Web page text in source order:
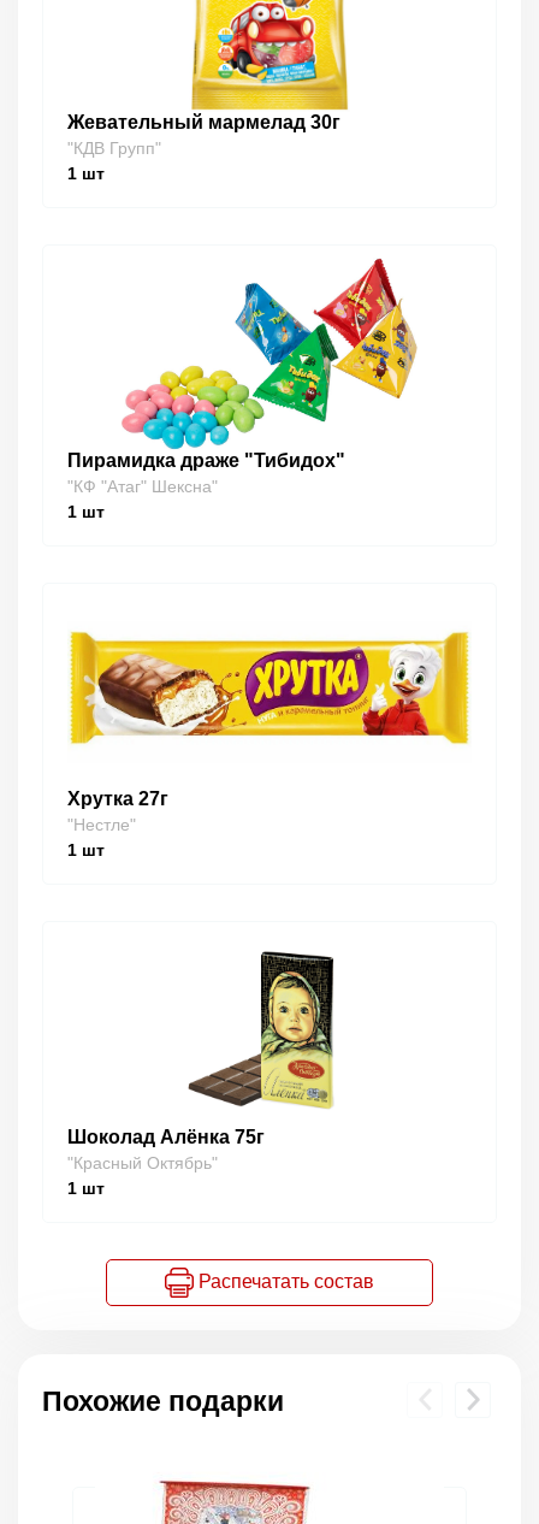
Жевательный мармелад 30г
"КДВ Групп"
1 шт
Пирамидка драже "Тибидох"
"КФ "Атаг" Шексна"
1 шт
Хрутка 27г
"Нестле"
1 шт
Шоколад Алёнка 75г
"Красный Октябрь"
1 шт
Распечатать состав
Похожие подарки